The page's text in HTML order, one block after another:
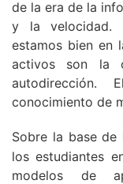
de la era de la
y la velocidad.
estamos bien en
activos son la
conocimiento de
Sobre la base
los estudiantes
modelos de